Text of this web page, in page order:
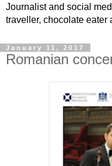
Journalist and social
traveller, chocolate eater
January 11, 2017
Romanian